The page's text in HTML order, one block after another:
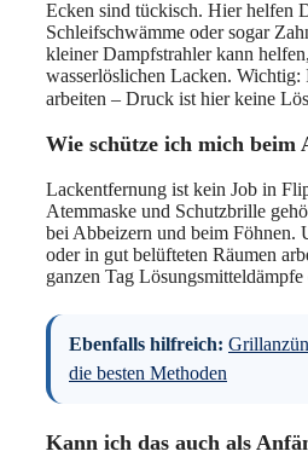
Ecken sind tückisch. Hier helfen
Schleifschwämme oder sogar
kleiner Dampfstrahler kann
wasserlöslichen Lacken.
arbeiten – Druck ist hier keine
Wie schütze ich mich beim
Lackentfernung ist kein Job in
Atemmaske und Schutzbrille
bei Abbeizern und beim Föhnen.
oder in gut belüfteten Räumen
ganzen Tag Lösungsmitteldämpfe
Ebenfalls hilfreich:
die besten Methoden
Kann ich das auch als